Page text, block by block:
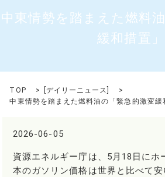
中東情勢を踏まえた燃料
緩和措置」
TOP デイリーニュース
中東情勢を踏まえた燃料油の「緊急的激変緩
2026-06-05
資源エネルギー庁は、5月18日にホ
本のガソリン価格は世界と比べて